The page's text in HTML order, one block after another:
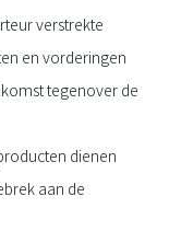
verstrekte
en vorderingen
tegenover de
dienen
aan de